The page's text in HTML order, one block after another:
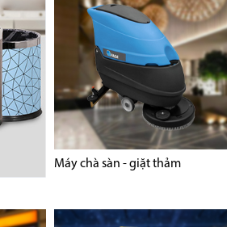
Máy chà sàn - giặt thảm